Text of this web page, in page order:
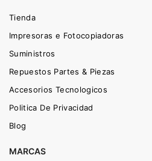
Tienda
Impresoras e Fotocopiadoras
Suministros
Repuestos Partes & Piezas
Accesorios Tecnologicos
Politica De Privacidad
Blog
MARCAS